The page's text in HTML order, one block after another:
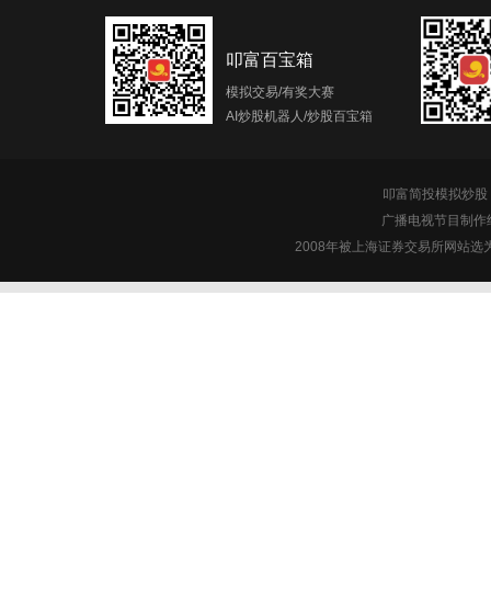
叩富百宝箱
模拟交易/有奖大赛
AI炒股机器人/炒股百宝箱
叩富简投模拟炒
广播电视节目制
2008年被上海证券交易所网站选